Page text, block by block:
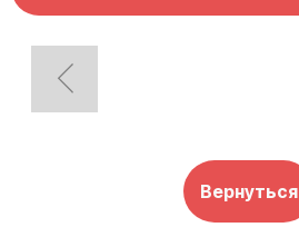
Вернуться